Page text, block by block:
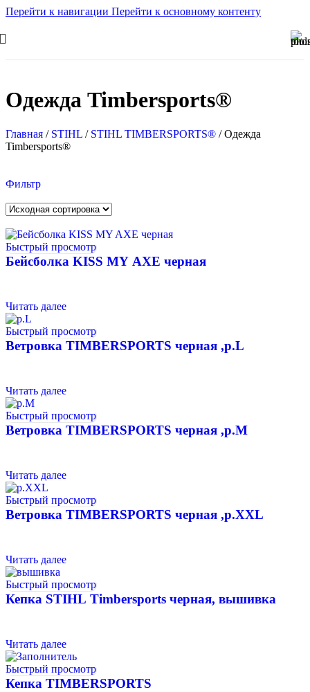
Перейти к навигации Перейти к основному контенту
Одежда Timbersports®
Главная / STIHL / STIHL TIMBERSPORTS® / Одежда
Timbersports®
Фильтр
Быстрый просмотр
Бейсболка KISS MY AXE черная
Читать далее
Быстрый просмотр
Ветровка TIMBERSPORTS черная ,р.L
Читать далее
Быстрый просмотр
Ветровка TIMBERSPORTS черная ,р.M
Читать далее
Быстрый просмотр
Ветровка TIMBERSPORTS черная ,р.XXL
Читать далее
Быстрый просмотр
Кепка STIHL Timbersports черная, вышивка
Читать далее
Быстрый просмотр
Кепка TIMBERSPORTS